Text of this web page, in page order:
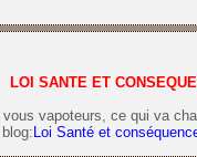
LOI SANTE ET
vapoteurs, ce qui va
Loi Santé et